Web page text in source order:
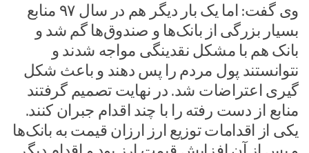
وی گفت: اما یک بار دیگر هم در سال ۹۷ منابع
بسیار بزرگی از بانک‌ها و صندوق‌ها گم شد و
بانک هم با مشکل نقدینگی مواجه شدند و
نتوانستند پول مردم را پس دهند و باعث شکل
گیری اعتراضات شد. در نهایت تصمیم گرفتند
منابع از دست رفته را با چند اقدام جبران کنند.
یکی از اقدامات توزیع ارز ارزان قیمت به بانک‌ها